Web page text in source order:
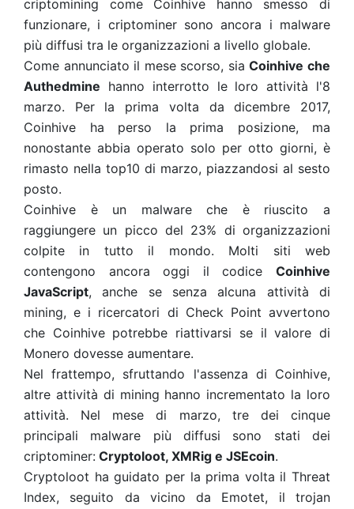
criptomining come Coinhive hanno smesso di
funzionare, i criptominer sono ancora i malware
più diffusi tra le organizzazioni a livello globale.
Come annunciato il mese scorso, siaCoinhive che
Authedmine hanno interrotto le loro attività l'8
marzo. Per la prima volta da dicembre 2017,
Coinhive ha perso la prima posizione, ma
nonostante abbia operato solo per otto giorni, è
rimasto nella top10 di marzo, piazzandosi al sesto
posto.
Coinhive è un malware che è riuscito a
raggiungere un picco del 23% di organizzazioni
colpite in tutto il mondo. Molti siti web
contengono ancora oggi il codice Coinhive
JavaScript, anche se senza alcuna attività di
mining, e i ricercatori di Check Point avvertono
che Coinhive potrebbe riattivarsi se il valore di
Monero dovesse aumentare.
Nel frattempo, sfruttando l'assenza di Coinhive,
altre attività di mining hanno incrementato la loro
attività. Nel mese di marzo, tre dei cinque
principali malware più diffusi sono stati dei
criptominer: Cryptoloot, XMRig e JSEcoin.
Cryptoloot ha guidato per la prima volta il Threat
Index, seguito da vicino da Emotet, il trojan